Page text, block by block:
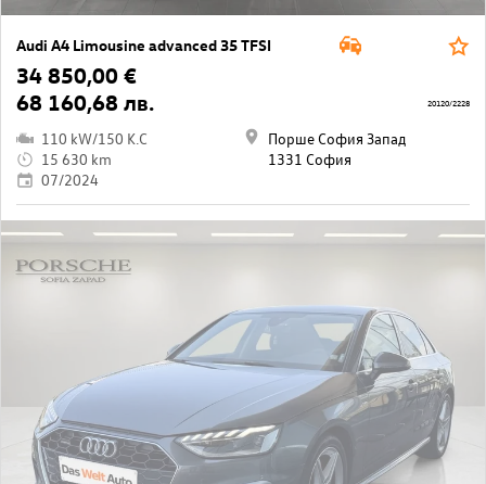
Audi A4 Limousine advanced 35 TFSI
34 850,00 €
68 160,68 лв.
110 kW/150 K.C
15 630 km
07/2024
Порше София Запад
1331 София
20120/2228